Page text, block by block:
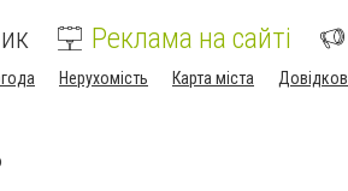
Реклама на сайті
Нерухомість Карта міста